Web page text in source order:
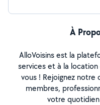
À
AlloVoisins est la
services et à la
vous ! Rejoignez
membres,
votre